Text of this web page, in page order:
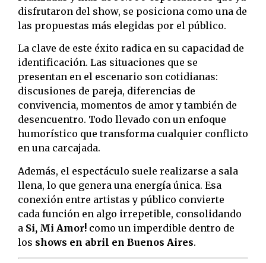
disfrutaron del show, se posiciona como una de
las propuestas más elegidas por el público.
La clave de este éxito radica en su capacidad de
identificación. Las situaciones que se
presentan en el escenario son cotidianas:
discusiones de pareja, diferencias de
convivencia, momentos de amor y también de
desencuentro. Todo llevado con un enfoque
humorístico que transforma cualquier conflicto
en una carcajada.
Además, el espectáculo suele realizarse a sala
llena, lo que genera una energía única. Esa
conexión entre artistas y público convierte
cada función en algo irrepetible, consolidando
a Si, Mi Amor! como un imperdible dentro de
los shows en abril en Buenos Aires.